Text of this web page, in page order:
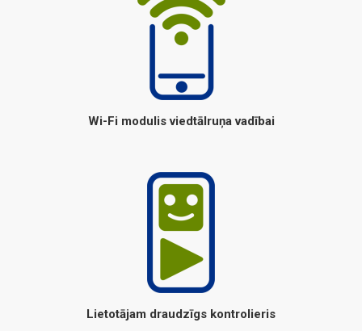
Wi-Fi modulis viedtālruņa vadībai
Lietotājam draudzīgs kontrolieris